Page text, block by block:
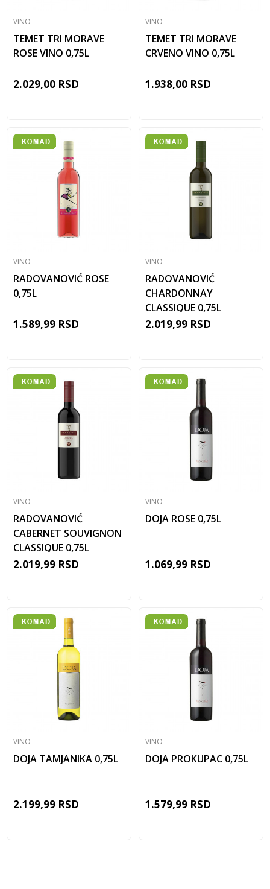
VINO
TEMET TRI MORAVE
ROSE VINO 0,75L
2.029,00 RSD
VINO
TEMET TRI MORAVE
CRVENO VINO 0,75L
1.938,00 RSD
VINO
RADOVANOVIĆ ROSE
0,75L
1.589,99 RSD
VINO
RADOVANOVIĆ
CHARDONNAY
CLASSIQUE 0,75L
2.019,99 RSD
VINO
RADOVANOVIĆ
CABERNET SOUVIGNON
CLASSIQUE 0,75L
2.019,99 RSD
VINO
DOJA ROSE 0,75L
1.069,99 RSD
VINO
DOJA TAMJANIKA 0,75L
2.199,99 RSD
VINO
DOJA PROKUPAC 0,75L
1.579,99 RSD